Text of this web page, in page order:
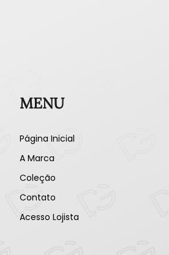
MENU
Página Inicial
A Marca
Coleção
Contato
Acesso Lojista